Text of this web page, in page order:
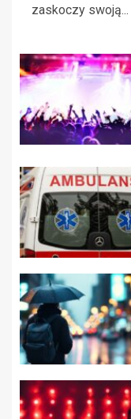
zaskoczy swoją...